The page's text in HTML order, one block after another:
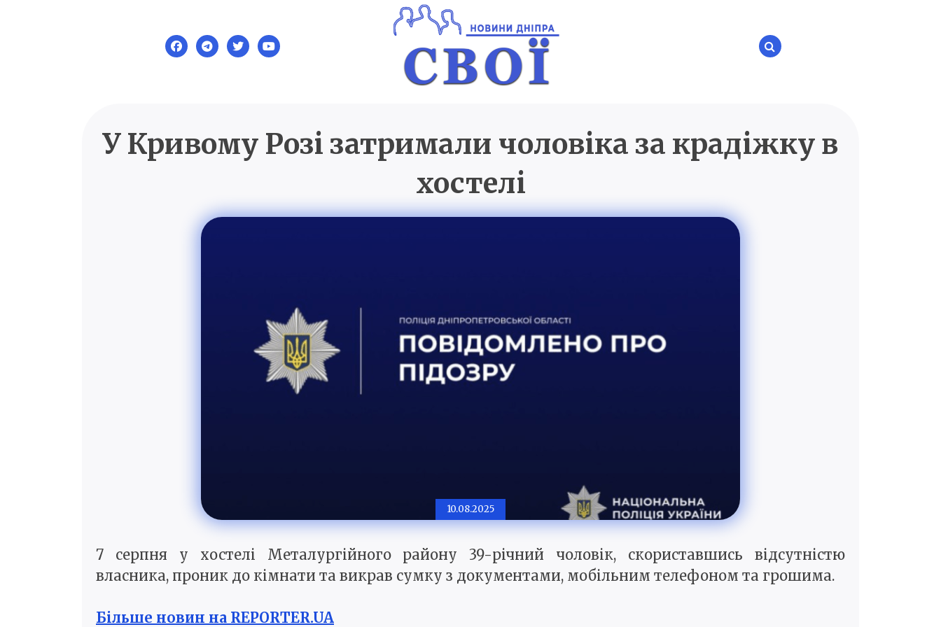
SVOI.DP.UA
Новини Дніпра
У Кривому Розі затримали чоловіка за крадіжку в
хостелі
10.08.2025
7 серпня у хостелі Металургійного району 39-річний чоловік, скориставшись відсутністю
власника, проник до кімнати та викрав сумку з документами, мобільним телефоном та грошима.
Більше новин на REPORTER.UA